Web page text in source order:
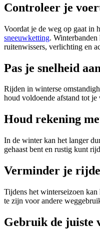
Controleer je
Voordat je de weg op gaat in
sneeuwketting.
ruitenwissers, verlichting en
Pas je snelheid aan
Rijden in winterse
houd voldoende afstand tot
Houd rekening
In de winter kan het langer
gehaast bent en rustig kunt
Verminder je
Tijdens het winterseizoen
te zijn voor andere
Gebruik de juiste